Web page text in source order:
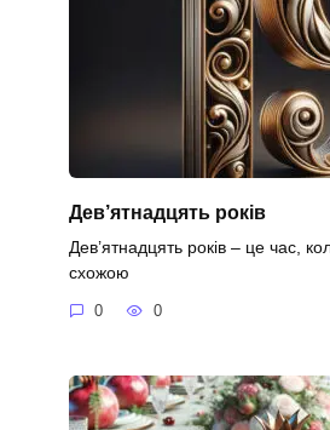
Дев’ятнадцять років
Дев’ятнадцять років – це час,
схожою
0 0